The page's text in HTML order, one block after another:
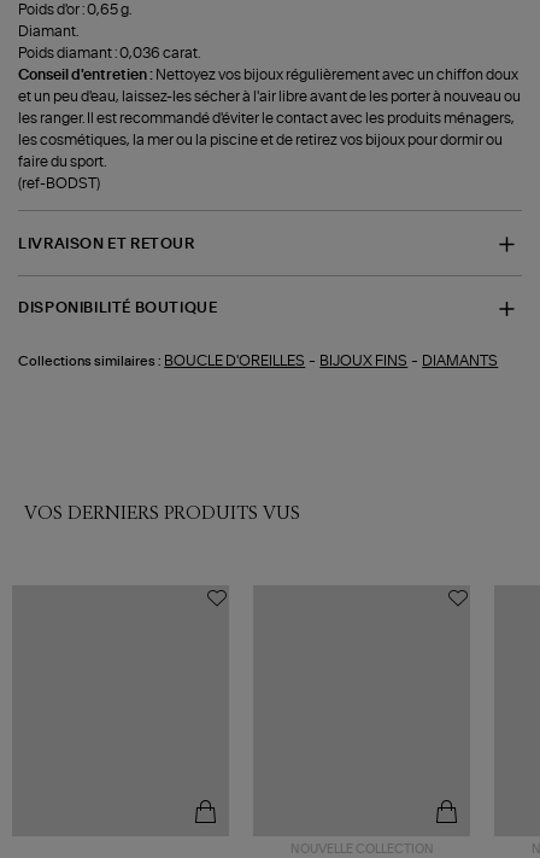
Poids d'or : 0,65 g.
Diamant.
Poids diamant : 0,036 carat.
Conseil d'entretien : Nettoyez vos bijoux régulièrement avec un chiffon doux
et un peu d'eau, laissez-les sécher à l'air libre avant de les porter à nouveau ou
les ranger. Il est recommandé d'éviter le contact avec les produits ménagers,
les cosmétiques, la mer ou la piscine et de retirez vos bijoux pour dormir ou
faire du sport.
(ref-BODST)
LIVRAISON ET RETOUR
DISPONIBILITÉ BOUTIQUE
Collections similaires : BOUCLE D'OREILLES - BIJOUX FINS - DIAMANTS
VOS DERNIERS PRODUITS VUS
NOUVELLE COLLECTION